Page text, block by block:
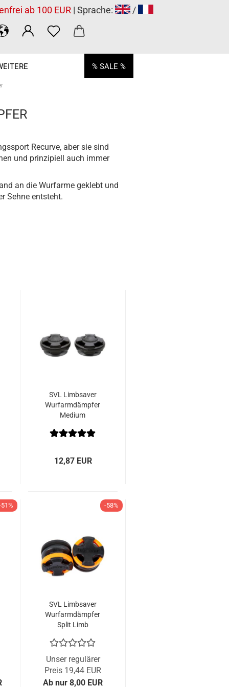
ab 100 EUR | Sprache: /
% SALE %
Recurve, aber sie sind
und prinzipiell auch immer
an die Wurfarme geklebt und
Sehne entsteht.
SVL Limbsaver
Wurfarmdämpfer
Medium
12,87 EUR
51% -58%
SVL Limbsaver
Wurfarmdämpfer
Split Limb
Unser regulärer
Preis 19,44 EUR
Ab nur 8,00 EUR